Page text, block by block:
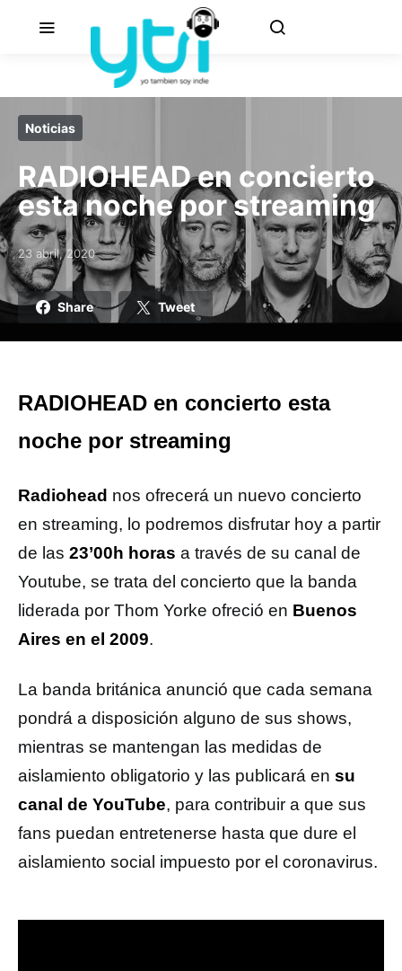
Noticias
RADIOHEAD en concierto
esta noche por streaming
Posted on
23 abril, 2020
Share Tweet
RADIOHEAD en concierto esta
noche por streaming
Radiohead nos ofrecerá un nuevo concierto
en streaming, lo podremos disfrutar hoy a partir
de las 23’00h horas a través de su canal de
Youtube, se trata del concierto que la banda
liderada por Thom Yorke ofreció en Buenos
Aires en el 2009.
La banda británica anunció que cada semana
pondrá a disposición alguno de sus shows,
mientras se mantengan las medidas de
aislamiento obligatorio y las publicará en su
canal de YouTube, para contribuir a que sus
fans puedan entretenerse hasta que dure el
aislamiento social impuesto por el coronavirus.